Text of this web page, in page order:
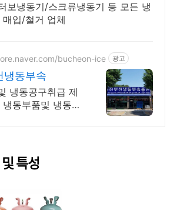
보냉동기/스크류냉동기 등 모든 냉
입/철거 업체
bucheon-ice 광고
냉동부속
냉동공구취급 제
동부품및 냉동공
특성